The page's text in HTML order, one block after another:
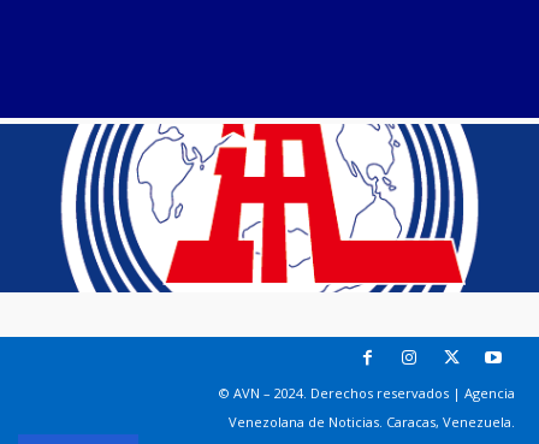
© AVN – 2024. Derechos reservados | Agencia
Venezolana de Noticias. Caracas, Venezuela.